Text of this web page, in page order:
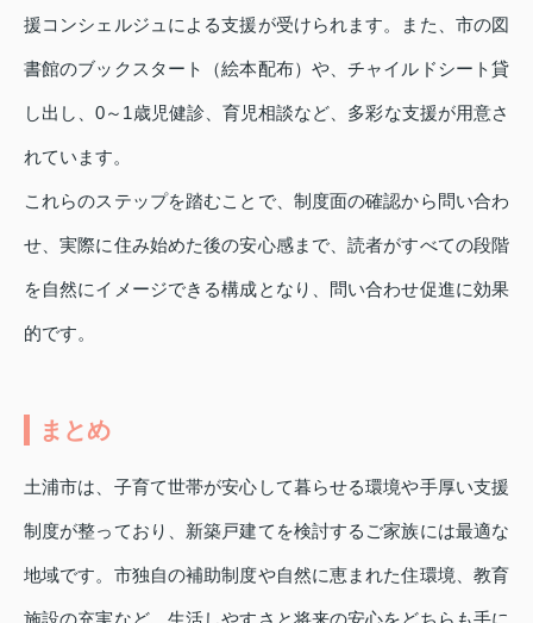
援コンシェルジュによる支援が受けられます。また、市の図
書館のブックスタート（絵本配布）や、チャイルドシート貸
し出し、0～1歳児健診、育児相談など、多彩な支援が用意さ
れています。
これらのステップを踏むことで、制度面の確認から問い合わ
せ、実際に住み始めた後の安心感まで、読者がすべての段階
を自然にイメージできる構成となり、問い合わせ促進に効果
的です。
まとめ
土浦市は、子育て世帯が安心して暮らせる環境や手厚い支援
制度が整っており、新築戸建てを検討するご家族には最適な
地域です。市独自の補助制度や自然に恵まれた住環境、教育
施設の充実など、生活しやすさと将来の安心をどちらも手に